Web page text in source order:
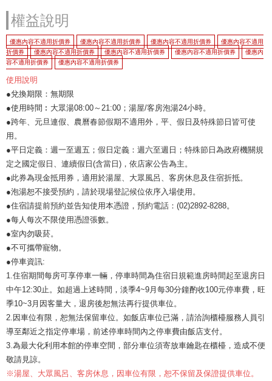
權益說明
優惠內容不適用折價券 優惠內容不適用折價券 優惠內容不適用折價券
優惠內容不適用
折價券
優惠內容不適用折價券 優惠內容不適用折價券 優惠內容不適用折價券
優惠內
容不適用折價券
優惠內容不適用折價券
使用說明
●兌換期限：無期限
●使用時間︰大眾湯08:00～21:00；湯屋/客房泡湯24小時。
●跨年、元旦連假、農曆春節假期不適用外，平、假日及特殊節日皆可使
用。
●平日定義：週一至週五；假日定義：週六至週日；特殊節日為政府機關規
定之國定假日、連續假日(含當日)，依店家公告為主。
●此券為現金抵用券，適用於湯屋、大眾風呂、客房休息及住宿折抵。
●泡湯恕不接受預約，請於現場登記候位依序入場使用。
●住宿請提前預約並告知使用本憑證，預約電話：(02)2892-8288。
●每人每次不限使用憑證張數。
●室內勿吸菸。
●不可攜帶寵物。
●停車資訊:
1.住宿期間每房可享停車一輛，停車時間為住宿日規範進房時間起至退房日
中午12:30止。如超過上述時間，淡季4~9月每30分鐘酌收100元停車費，旺
季10~3月因客量大，退房後恕無法再行提供車位。
2.因車位有限，恕無法保留車位。如飯店車位已滿，請洽詢櫃檯服務人員引
導至鄰近之指定停車場，前述停車時間內之停車費由飯店支付。
3.為最大化利用本館的停車空間，部分車位須寄放車鑰匙在櫃檯，造成不便
敬請見諒。
※湯屋、大眾風呂、客房休息，因車位有限，恕不保留及保證提供車位。